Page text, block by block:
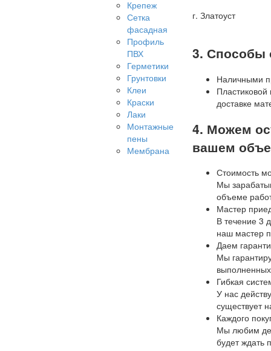
Крепеж
Сетка
фасадная
Профиль
ПВХ
Герметики
Грунтовки
Клеи
Краски
Лаки
Монтажные
пены
Мембрана
г. Златоуст
3. Способы
Наличными
доставке
4. Можем
вашем
Стоимость
Мы
объеме
Мастер
В течение 3
наш мастер
Даем
Мы
Гибкая
У нас
существует
Каждого
Мы любим
будет ждать